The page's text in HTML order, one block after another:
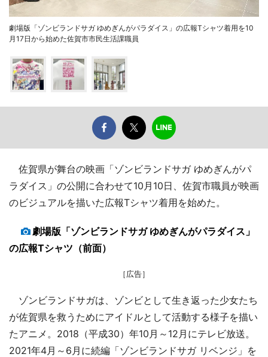
劇場版「ゾンビランドサガ ゆめぎんがパラダイス」の広報Tシャツ着用を10
月17日から始めた佐賀市市民生活課職員
佐賀県が舞台の映画「ゾンビランドサガ ゆめぎんがパ
ラダイス」の公開に合わせて10月10日、佐賀市職員が映画
のビジュアルを描いた広報Tシャツ着用を始めた。
劇場版「ゾンビランドサガ ゆめぎんがパラダイス」
の広報Tシャツ（前面）
［広告］
ゾンビランドサガは、ゾンビとして生き返った少女たち
が佐賀県を救うためにアイドルとして活動する様子を描い
たアニメ。2018（平成30）年10月～12月にテレビ放送。
2021年4月～6月に続編「ゾンビランドサガ リベンジ」を